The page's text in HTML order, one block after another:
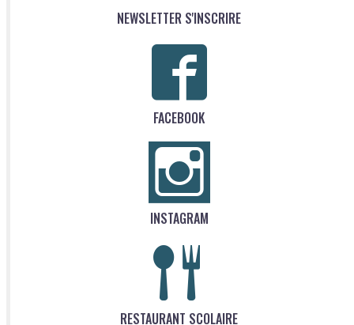
NEWSLETTER S'INSCRIRE
FACEBOOK
INSTAGRAM
RESTAURANT SCOLAIRE